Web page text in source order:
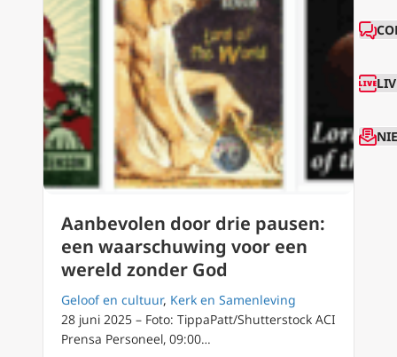
Aanbevolen door drie pausen:
een waarschuwing voor een
wereld zonder God
Geloof en cultuur, Kerk en Samenleving
28 juni 2025 – Foto: TippaPatt/Shutterstock ACI
Prensa Personeel, 09:00…